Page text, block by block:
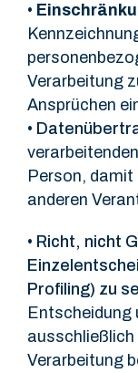
•
Verarbeitung
Ansprüchen
•
Person, damit
anderen
• Richt, nicht
Profiling) zu
Entscheidung
Verarbeitung